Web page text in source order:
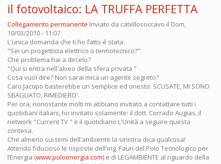
il fotovoltaico: LA TRUFFA PERFETTA
Collegamento permanente Inviato da catellosoccavo il Dom,
10/03/2010 - 11:07
L'unica domanda che ti ho fatto é stata:
"Sei un progettista elettrico o termotecnico?".
Che problema hai a dircelo?
"Qui si entra nell'alveo della sfera privata "
Cosa vuol dire? Non sarai mica un agente segreto?
Caro Jacopo basterebbe un semplice ed onesto: SCUSATE, MI SONO
SBAGLIATO, RIMEDIERO'.
Per ora, nonostante molti mi abbiano invitato a contattare tutti i
quotidiani italiani, ho invitato solamente: il dott. Corrado Augias, il
network "Current TV " e il quotidiano L'Unità a seguire questa
contesa.
Che almeno sui temi dell'ambiente la sinistra dica qualcosa!
Attendo fiducioso le risposte dell'ing. Fauri del Polo Tecnologico per
l’Energia (www.poloenergia.com) e di LEGAMBIENTE al riguardo della